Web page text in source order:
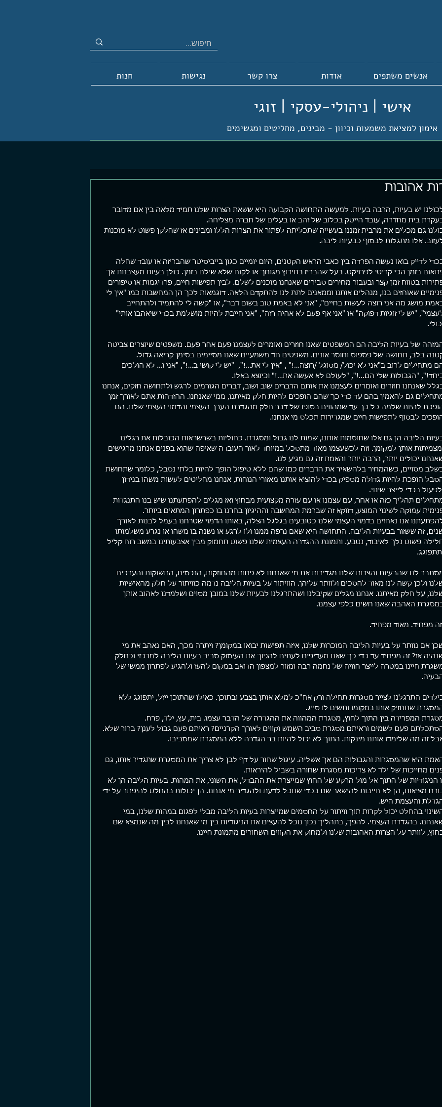
אנשים משתפים אודות צרו קשר נגישות חנות
אישי | ניהולי-עסקי | זוגי
אימון למציאת משמעות וכיוון - מבינים, מחליטים ומגשימים
אהובות
יש בעיות, הרבה בעיות. למעשה התחושה הקבועה היא ששאת הצרות שלנו תמיד מלאה בין אם מדובר
בית מחדרה, עובד הייטק בכלוב של זהב או בעלים של חברה מצליחה.
גם מכלים את מרבית זמננו בעשייה שתכליתה לפתור את הצרות הללו ומבינים אז שחלקן פשוט לא מוכנות
אלו מתגלות לבסוף כבעיות ליבה.
לדייק בואו נעשה הפרדה בין כאבי הראש הקטנים, היום יומיים כגון בייביסיטר שהבריזה או עובד שחלה
בזמן הכי קריטי לפרויקט. בעל שהבריז בתירוץ מגוחך או לקוח שלא שילם בזמן. כולן בעיות מעצבנות אך
בטווח זמן קצר ובעבור מחירים סבירים שאנחנו מוכנים לשלם. לבין תפישות חיים, פרדיגמות או סיפורים
שאוחזים בנו, מנהלים אותנו וממאנים לתת לנו להתקדם הלאה. דוגמאות לכך הן המחשבות כמו "אין לי
מושג מה אני רוצה לעשות בחיים", "אני לא באמת טוב בשום דבר", או "קשה לי להתמיד ולהתחייב
"יש לי זוגיות דפוקה" או "אני אף פעם לא אהיה רזה", "אני חייבת להיות מושלמת בכדי שיאהבו אותי"
של בעיות הליבה הם המשפטים שאנו חוזרים ואומרים לעצמנו פעם אחר פעם. משפטים שיוצרים צביטה
בלב, תחושה של פספוס וחוסר אונים. משפטים חד משמעיים שאנו מסיימים בסימן קריאה גדול.
מתחילים לרוב ב"אני לא יכול/ מסוגל /רוצה…!" , "אין לי את…!",  "יש לי קושי ב…!", "אני ו… לא הולכים
"הגבולות שלי הם...!", "לעולם לא אעשה את…!" וכיוצא באלו.
שאנחנו חוזרים ואומרים לעצמנו את אותם הדברים שוב ושוב, דברים הגורמים לרגש ולתחושה חזקים, אנחנו
גם להאמין בהם עד כדי כך שהם הופכים להיות חלק מאיתנו, ממי שאנחנו. ההזדהות אתם לאורך זמן
להיות שלמה כל כך עד שמהווים בסופו של דבר חלק מהגדרת הערך העצמי והדמוי העצמי שלנו. הם
לבסוף לתפישות חיים שמגדירות תכלס מי אנחנו.
הליבה הן גם אלו שחוסמות אותנו, שמות לנו גבול ומסגרת. כחוליות בשרשראות הכובלות את רגלינו
אותן למקומן. וזה לכשעצמו מאוד מתסכל במיוחד לאור העובדה שאיפה שהוא בפנים אנחנו מרגישים
יכולים יותר, הרבה יותר והאמת זה גם מגיע לנו.
מסויים, כשהמחיר בלהשאיר את הדברים כמו שהם ללא טיפול הופך להיות בלתי נסבל, כלומר שתחושת
הופכת להיות גדולה מספיק בכדי להוציא אותנו מאזורי הנוחות, אנחנו מחליטים לעשות משהו בנידון
בכדי לייצר שינוי.
תהליך כזה או אחר, עם עצמנו או עם עזרה מקצועית מבחוץ ואז מגלים להפתעתנו שיש בנו התנגדות
עמוקה לשינוי המוצע, דווקא זה שברמת המחשבה וההיגיון בחרנו בו כפתרון המתאים ביותר.
אנו נאחזים בדמוי העצמי שלנו כטובעים בגלגל הצלה, באותו הדמוי שטרחנו בעמל לבנות לאורך
זה ששזור בבעיות הליבה. התחושה היא שאם נרפה ממנו ולו לרגע או נשנה בו משהו או נגרע משלמותו
פשוט נלך לאיבוד, נטבע. ותמונת ההגדרה העצמית שלנו פשוט תחמוק מבין אצבעותינו במשב רוח קליל
לנו שהבעיות והצרות שלנו מגדירות את מי שאנחנו לא פחות מהחוזקות, הנכסים, התשוקות והערכים
ולכן קשה לנו מאוד להסכים ולוותר עליהן. הוויתור על בעיות הליבה נדמה כוויתור על חלק מהאישיות
על חלק מאיתנו. אנחנו מגלים שקיבלנו ושהתרגלנו לבעיות שלנו במובן מסוים ושלמדנו לאהוב אותן
האהבה שאנו חשים כלפי עצמנו.
מפחיד. מאוד מפחיד.
אם נוותר על בעיות הליבה המוכרות שלנו, איזה תפישות יבואו במקומן? ויתרה מכך, האם נאהב את מי
אז? זה מפחיד עד כדי כך שאנו מעדיפים לעתים להפוך את העיסוק סביב בעיות הליבה למרכזי וכחלק
חיינו במטרה לייצר חוויה של נחמה רבה ומזור למצפון הדואב במקום להעז ולהגיע לפתרון ממשי של
התרגלנו לצייר מסגרות תחילה ורק אח"כ למלא אותן בצבע ובתוכן. כאילו שהתוכן ייזל, יתפוגג ללא
שתחזיק אותו במקומו ותשים לו סייג.
המפרידה בין התוך לחוץ, מסגרת המהווה את ההגדרה של הדבר עצמו. בית, עץ, ילד, פרח.
פעם לשמים וראיתם מסגרת סביב השמש וקווים לאורך הקרניים? ראיתם פעם גבול לענן? ברור שלא.
זה מה שלימדו אותנו מינקות. התוך לא יכול להיות בר הגדרה ללא המסגרת שמסביבו.
היא שהמסגרות והגבולות הם אך אשליה. עיגול שחור על דף לבן לא צריך את המסגרת שתגדיר אותו, גם
מחייכות של ילד לא צריכות מסגרת שחורה בשביל להיראות.
הניגודיות של התוך אל מול הרקע של החוץ שמייצרת את ההבדל, את השוני, את המהות. בעיות הליבה הן לא
מציאות, הן לא חייבות להישאר שם בכדי שנוכל לדעת ולהגדיר מי אנחנו. הן יכולות בהחלט להיפתר על ידי
והעצמת היש.
בהחלט יכול לקרות תוך וויתור על החסמים שמייצרות בעיות הליבה מבלי לפגום במהות שלנו, במי
בהגדרת העצמי. להפך, בתהליך נכון נוכל להעצים את הניגודיות בין מי שאנחנו לבין מה שנמצא שם
לוותר על הצרות האהובות שלנו ולמחוק את הקווים השחורים מתמונת חיינו.
המציאות סוגרת עלי. יש תחושה
עמוק שקירותיו הכהים
לשמים, משאירים פס דק של
כחולים, מוארים מעל. מאבק עיקש
קוצפים, נרטב מנתזי מים, חותר
בנתיב אחד שרק הוא אפשרי.
לא בשבילי. יש בי רצון פנימי
להשתחרר, קול חזק שרוצה
די....!!! לעצור את המרוץ המשוגע
להתפכח. להתעורר יום אחד,
לראות את המציאות כפי שהיא
ולשנות את מציאות חיי. מחזיק
פגשתי השבוע מתאמן שלי למפגש חיזוק
תקופתי. מה לעשות, אני קרציה. לא נותן
חשובים שלי באימון הוא שמעבר...
כולם רוצים פוסטים קצרים. עזבו פוסטים,
חברה אמרה לי לא מזמן תוך כדי גלילה
מהירה של עמוד הפייסבוק שלי...
יש מלא תאוריה שם בחוץ על איך הופכים
לא תוך כמה ימים אז תוך שבועות...